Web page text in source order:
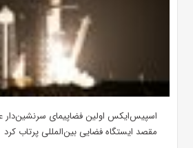
مقصد ایستگاه فضایی بین‌المللی پرتاب کرد